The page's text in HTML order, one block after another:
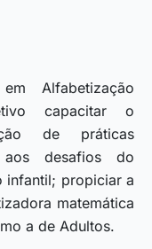
Alfabetização
capacitar o
de práticas
aos desafios do
infantil; propiciar a
matemática
a de Adultos.